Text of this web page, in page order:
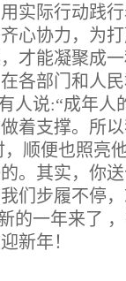
实际行动践
心协力，为
才能凝聚成
各部门和人
人说:“成年人
着支撑。所
，顺便也照亮
。其实，你
们步履不停
的一年来了
新年！